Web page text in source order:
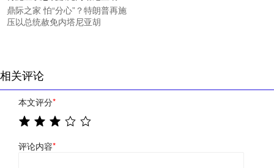
鼎际之家 怕“分心”？特朗普再施
压以总统赦免内塔尼亚胡
相关评论
本文评分*
评论内容*